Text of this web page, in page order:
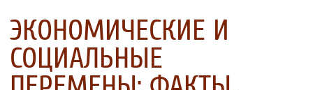
ЭКОНОМИЧЕСКИЕ И
СОЦИАЛЬНЫЕ